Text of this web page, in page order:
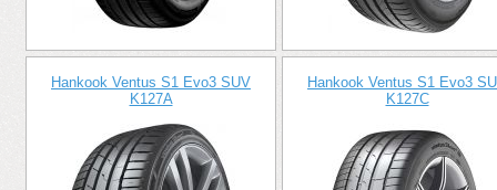
Hankook Ventus S1 Evo3 SUV
K127A
Hankook Ventus S1 Evo3
K127C